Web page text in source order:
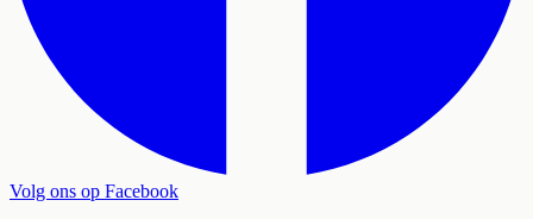
Volg ons op Facebook